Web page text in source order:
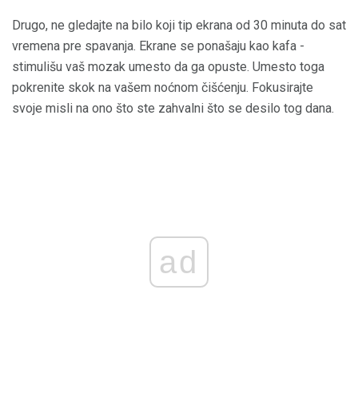
Drugo, ne gledajte na bilo koji tip ekrana od 30 minuta do sat
vremena pre spavanja. Ekrane se ponašaju kao kafa -
stimulišu vaš mozak umesto da ga opuste. Umesto toga
pokrenite skok na vašem noćnom čišćenju. Fokusirajte
svoje misli na ono što ste zahvalni što se desilo tog dana.
ad